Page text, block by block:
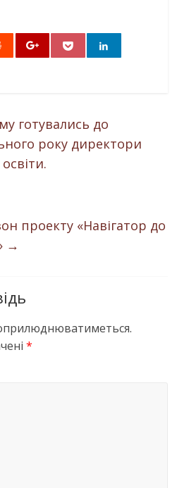
готувались до
року директори
проекту «Навігатор до
→
*